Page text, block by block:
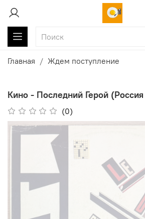
Главная Ждем поступление
Кино - Последний Герой (Россия
(0)